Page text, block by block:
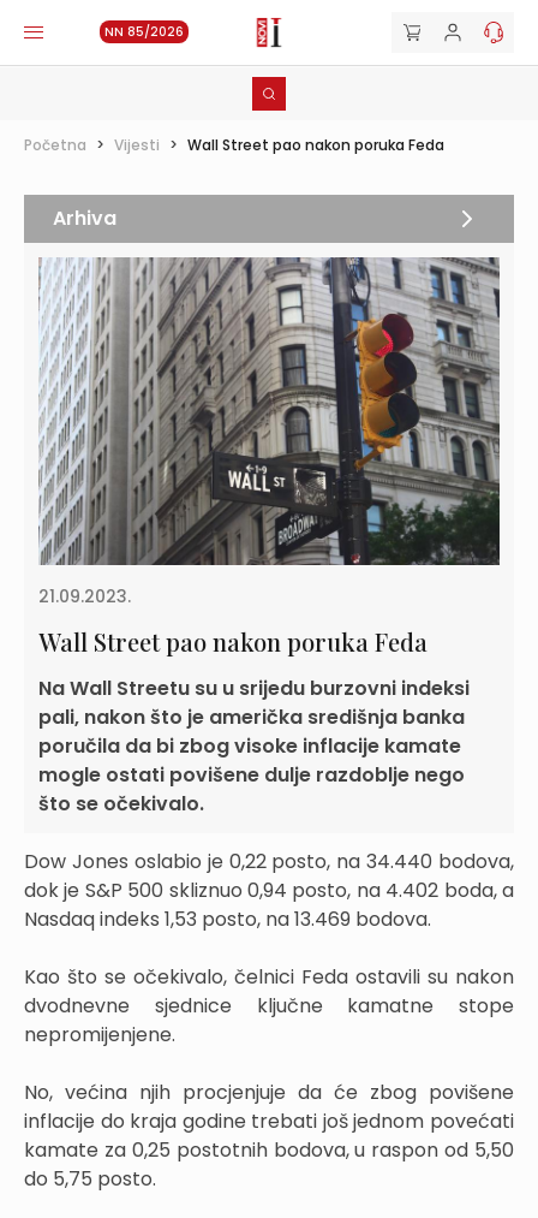
NN 85/2026
Početna > Vijesti > Wall Street pao nakon poruka Feda
21.09.2023.
Wall Street pao nakon poruka Feda
Na Wall Streetu su u srijedu burzovni indeksi
pali, nakon što je američka središnja banka
poručila da bi zbog visoke inflacije kamate
mogle ostati povišene dulje razdoblje nego
što se očekivalo.
Dow Jones oslabio je 0,22 posto, na 34.440 bodova,
dok je S&P 500 skliznuo 0,94 posto, na 4.402 boda, a
Nasdaq indeks 1,53 posto, na 13.469 bodova.
Kao što se očekivalo, čelnici Feda ostavili su nakon
dvodnevne sjednice ključne kamatne stope
nepromijenjene.
No, većina njih procjenjuje da će zbog povišene
inflacije do kraja godine trebati još jednom povećati
kamate za 0,25 postotnih bodova, u raspon od 5,50
do 5,75 posto.
Arhiva